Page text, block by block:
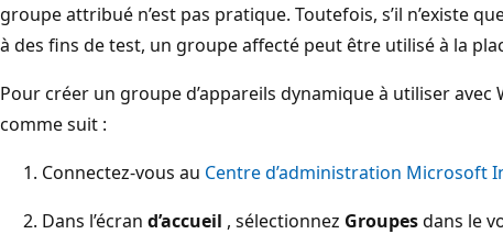
groupe attribué n’est pas pratique. Toutefois, s’il n’existe
à des fins de test, un groupe affecté peut être utilisé à la
Pour créer un groupe d’appareils dynamique à utiliser
comme suit :
Connectez-vous au Centre d’administration Microsoft
Dans l’écran d’accueil , sélectionnez Groupesdans le